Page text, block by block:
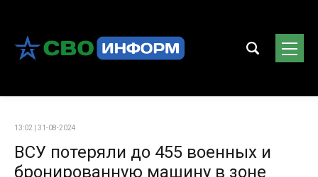
13:02 | 31-08-2024
ВСУ потеряли до 455 военных и
бронированную машину в зоне